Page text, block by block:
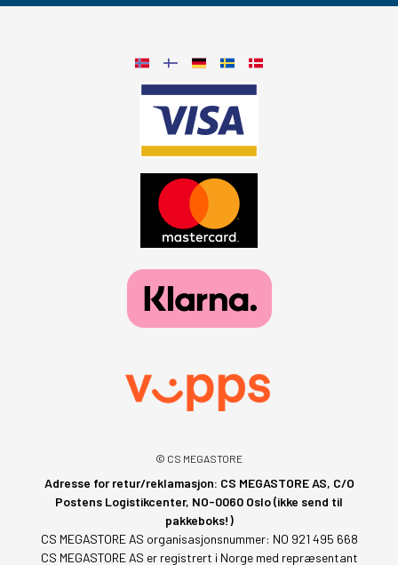
© CS MEGASTORE
Adresse for retur/reklamasjon: CS MEGASTORE AS, C/O
Postens Logistikcenter, NO-0060 Oslo (ikke send til
pakkeboks!)
CS MEGASTORE AS organisasjonsnummer: NO 921 495 668
CS MEGASTORE AS er registrert i Norge med repræsentant